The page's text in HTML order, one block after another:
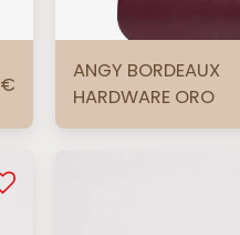
€
ANGY BORDEAUX
HARDWARE ORO